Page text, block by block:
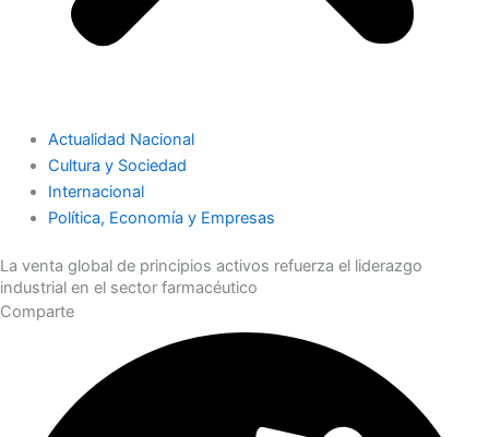
Actualidad Nacional
Cultura y Sociedad
Internacional
Política, Economía y Empresas
La venta global de principios activos refuerza el liderazgo
industrial en el sector farmacéutico
Comparte